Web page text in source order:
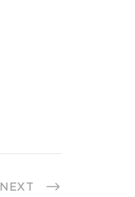
NEXT